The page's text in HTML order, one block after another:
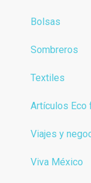
Bolsas
Sombreros
Textiles
Artículos Eco
Viajes y
Viva México